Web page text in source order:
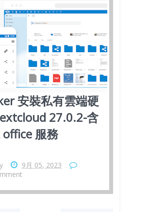
安裝私有雲端硬
27.0.2-含
office 服務
9月 05, 2023